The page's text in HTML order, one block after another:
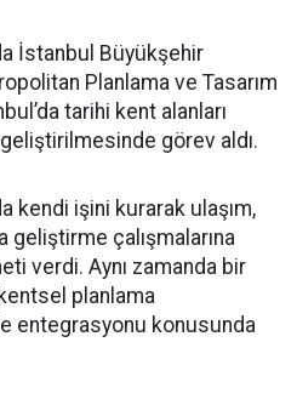
İstanbul Büyükşehir
Planlama ve Tasarım
tarihi kent alanları
görev aldı.
kendi işini kurarak ulaşım,
geliştirme çalışmalarına
verdi. Aynı zamanda bir
planlama
entegrasyonu konusunda